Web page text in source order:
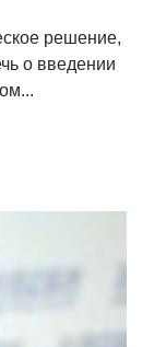
решение,
о введении